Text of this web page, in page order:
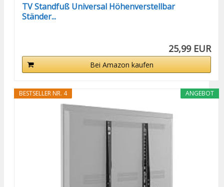
TV Standfuß Universal Höhenverstellbar
Ständer...
25,99 EUR
Bei Amazon kaufen
ANGEBOT
BESTSELLER NR. 4